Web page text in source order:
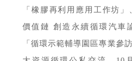
「橡膠再利用應用工作坊
價值鏈 創造永續循環汽車
「循環示範輔導園區專業參